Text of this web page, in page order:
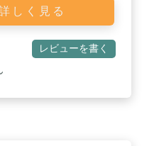
しく見る
レビューを書く